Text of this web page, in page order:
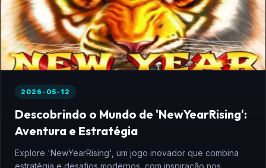
2026-05-12
Descobrindo o Mundo de 'NewYearRising':
Aventura e Estratégia
Explore 'NewYearRising', um jogo inovador que combina
estratégia e desafios modernos, com inspiração nos